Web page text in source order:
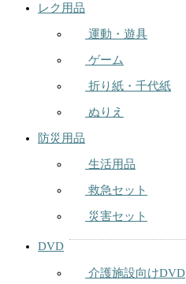
レク用品
運動・遊具
ゲーム
折り紙・千代紙
ぬりえ
防災用品
生活用品
救急セット
災害セット
DVD
介護施設向けDVD